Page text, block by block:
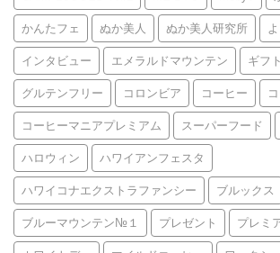
かんたフェ ぬか美人 ぬか美人研究所
インタビュー エメラルドマウンテン ギフト
グルテンフリー コロンビア コーヒー
コーヒーマニアプレミアム スーパーフード
ハロウィン ハワイアンフェスタ
ハワイコナエクストラファンシー ブルックス
ブルーマウンテン№１ プレゼント プレミ